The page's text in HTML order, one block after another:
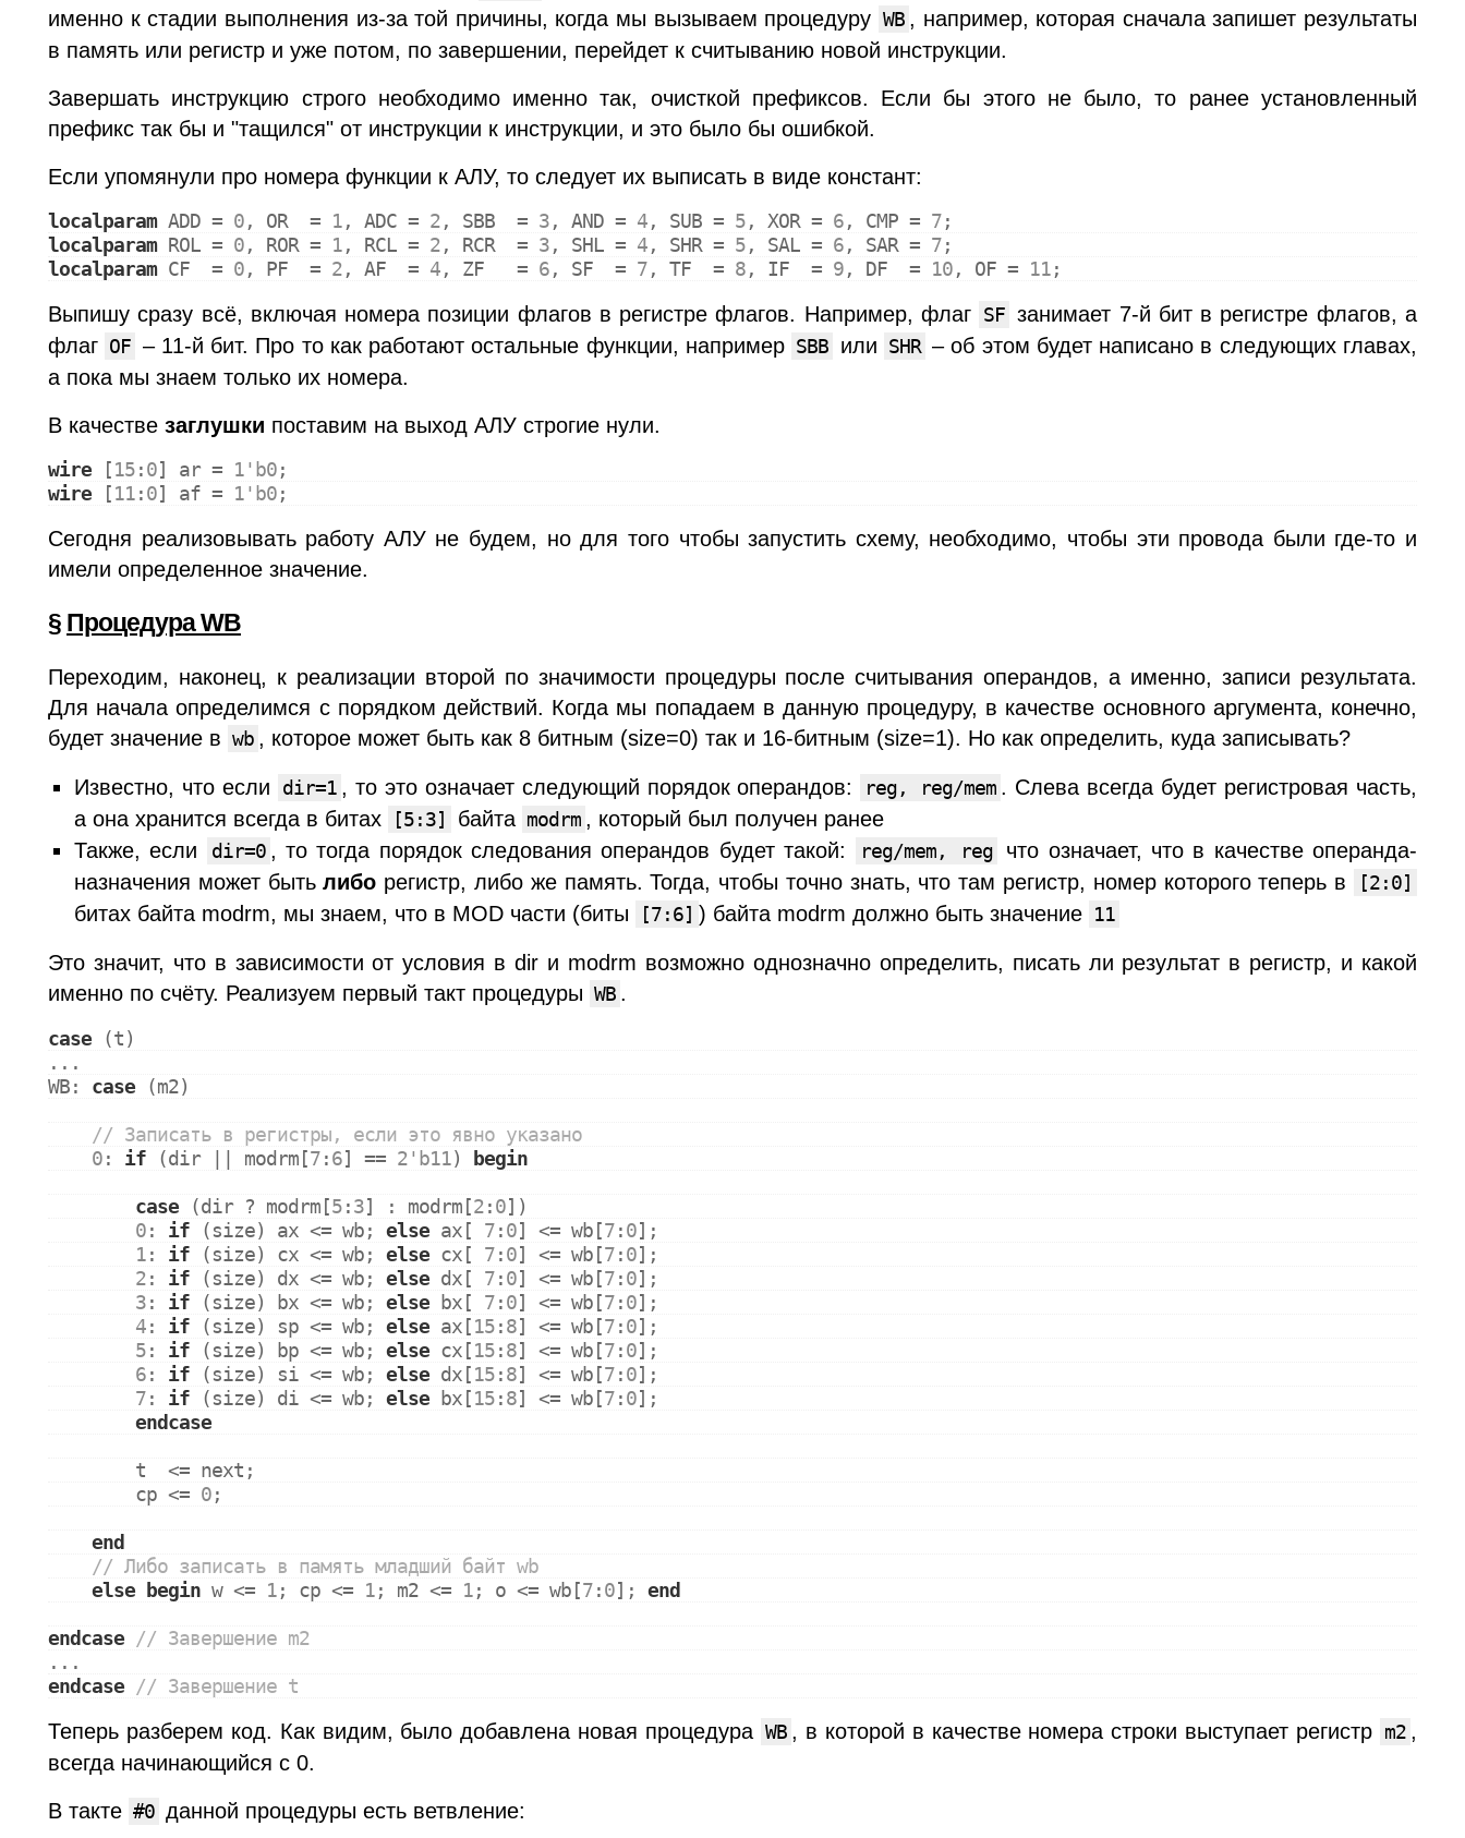
именно к стадии выполнения из-за той причины, когда мы вызываем процедуру WB , например, которая сначала запишет результаты
в память или регистр и уже потом, по завершении, перейдет к считыванию новой инструкции.
Завершать инструкцию строго необходимо именно так, очисткой префиксов. Если бы этого не было, то ранее установленный
префикс так бы и "тащился" от инструкции к инструкции, и это было бы ошибкой.
Если упомянули про номера функции к АЛУ, то следует их выписать в виде констант:
localparam ADD = 0, OR
  =
1, ADC = 2, SBB
  =
3, AND = 4, SUB = 5, XOR = 6, CMP = 7;
localparam ROL = 0, ROR = 1, RCL = 2, RCR
  =
3, SHL = 4, SHR = 5, SAL = 6, SAR = 7;
localparam CF
  =
0, PF
  =
2, AF
  =
4, ZF
   =
6, SF
  =
7, TF
  =
8, IF
  =
9, DF
  =
10, OF = 11;
Выпишу сразу всё, включая номера позиции флагов в регистре флагов. Например, флаг SF занимает 7-й бит в регистре флагов, а
флаг OF – 11-й бит. Про то как работают остальные функции, например SBB или SHR – об этом будет написано в следующих главах,
а пока мы знаем только их номера.
В качестве заглушки поставим на выход АЛУ строгие нули.
wire [15:0] ar = 1'b0;
wire [11:0] af = 1'b0;
Сегодня реализовывать работу АЛУ не будем, но для того чтобы запустить схему, необходимо, чтобы эти провода были где-то и
имели определенное значение.
§ Процедура WB
Переходим, наконец, к реализации второй по значимости процедуры после считывания операндов, а именно, записи результата.
Для начала определимся с порядком действий. Когда мы попадаем в данную процедуру, в качестве основного аргумента, конечно,
будет значение в wb , которое может быть как 8 битным (size=0) так и 16-битным (size=1). Но как определить, куда записывать?
Известно, что если dir=1 , то это означает следующий порядок операндов: reg, reg/mem . Слева всегда будет регистровая часть,
а она хранится всегда в битах
[5:3] байта modrm , который был получен ранее
Также, если
dir=0 , то тогда порядок следования операндов будет такой: reg/mem, reg
что означает, что в качестве операнда-
назначения может бытьлибо регистр, либо же память. Тогда, чтобы точно знать, что там регистр, номер которого теперь в [2:0]
битах байта modrm, мы знаем, что в MOD части (биты [7:6] ) байта modrm должно быть значение 11
Это значит, что в зависимости от условия в dir и modrm возможно однозначно определить, писать ли результат в регистр, и какой
именно по счёту. Реализуем первый такт процедуры WB .
case (t)
...
WB: case (m2)
// Записать в регистры, если это явно указано
0: if (dir || modrm[7:6] == 2'b11) begin
case (dir ? modrm[5:3] : modrm[2:0])
0: if (size) ax <= wb; else ax[ 7:0] <= wb[7:0];
1: if (size) cx <= wb; else cx[ 7:0] <= wb[7:0];
2: if (size) dx <= wb; else dx[ 7:0] <= wb[7:0];
3: if (size) bx <= wb; else bx[ 7:0] <= wb[7:0];
4: if (size) sp <= wb; else ax[15:8] <= wb[7:0];
5: if (size) bp <= wb; else cx[15:8] <= wb[7:0];
6: if (size) si <= wb; else dx[15:8] <= wb[7:0];
7: if (size) di <= wb; else bx[15:8] <= wb[7:0];
endcase
        t  <= next;
        cp <=
0;
end
// Либо записать в память младший байт wb
else
begin w <= 1; cp <= 1; m2 <= 1; o <= wb[7:0]; end
endcase // Завершение m2
...
endcase // Завершение t
Теперь разберем код. Как видим, было добавлена новая процедура WB , в которой в качестве номера строки выступает регистр m2 ,
всегда начинающийся с 0.
В такте #0 данной процедуры есть ветвление: